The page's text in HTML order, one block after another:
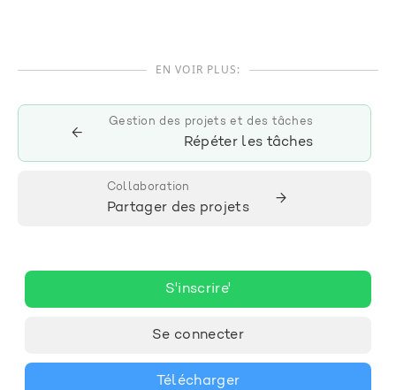
EN VOIR PLUS:
←
Gestion des projets et des tâches
Répéter les tâches
Collaboration
Partager des projets
→
S'inscrire'
Se connecter
Télécharger